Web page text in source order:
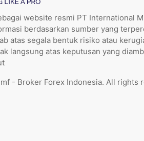
website resmi PT International
berdasarkan sumber yang
atas segala bentuk risiko atau
langsung atas keputusan yang
- Broker Forex Indonesia. All rights